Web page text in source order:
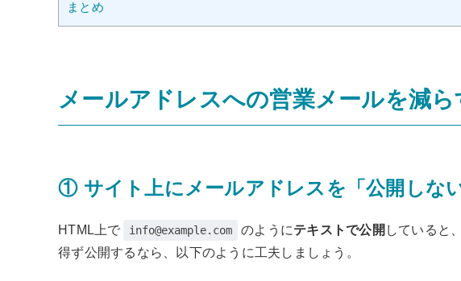
まとめ
メールアドレスへの営業メールを減ら
① サイト上にメールアドレスを「公開しない
HTML上で info@example.com のようにテキストで公開 していると
得ず公開するなら、以下のように工夫しましょう。